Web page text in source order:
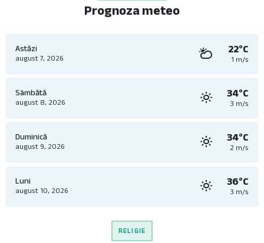
Prognoza meteo
Astăzi
august 7, 2026
22°C
1 m/s
Sâmbătă
august 8, 2026
34°C
3 m/s
Duminică
august 9, 2026
34°C
2 m/s
Luni
august 10, 2026
36°C
3 m/s
RELIGIE